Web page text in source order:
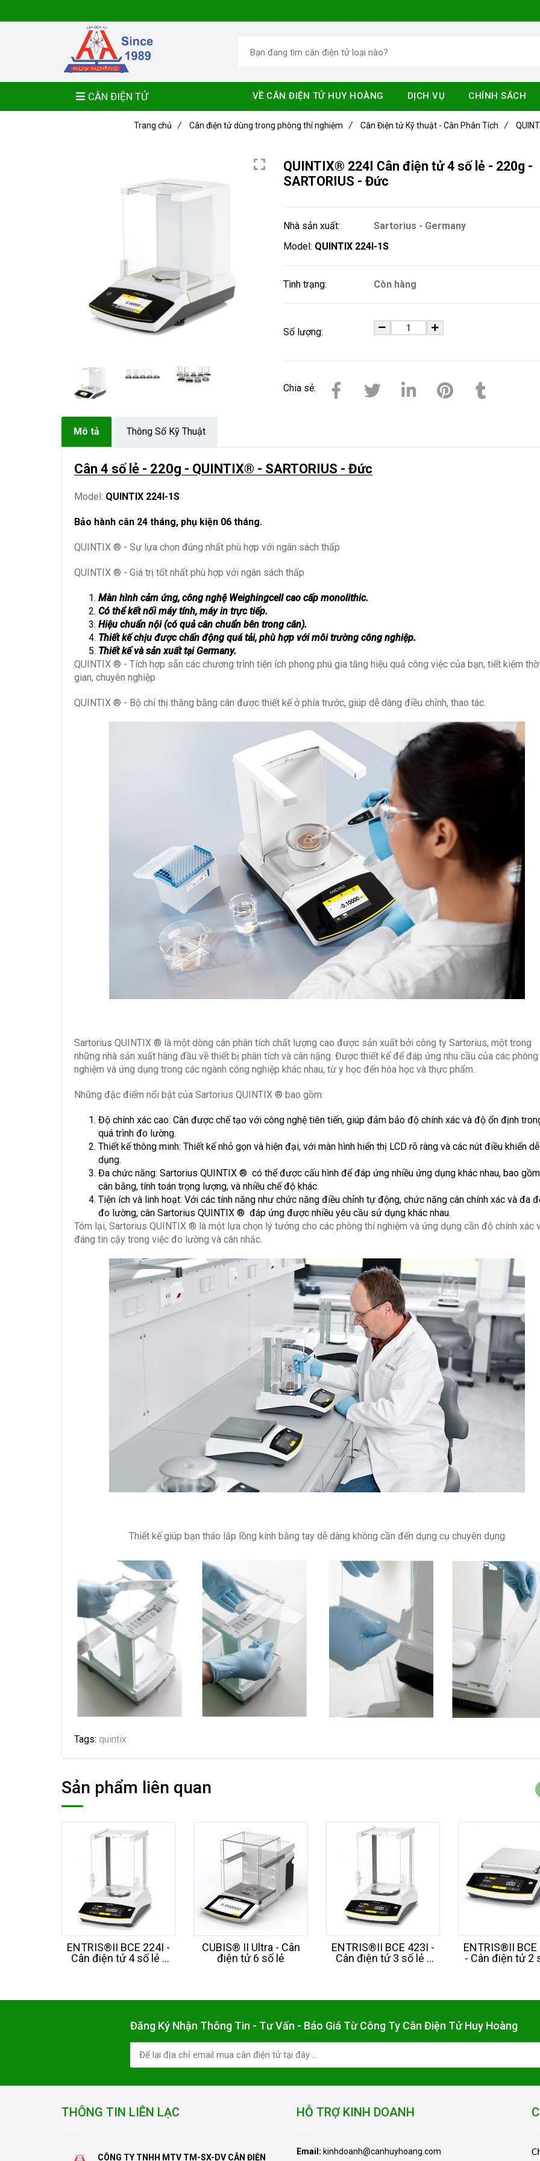
QUINTIX® 224I Cân điện tử 4 số lẻ - 220g -
SARTORIUS - Đức
Nhà sản xuất:
Sartorius - Germany
Model: QUINTIX 224I-1S
Tình trạng: Còn hàng
Số lượng:
Chia sẻ:
Mô tả Thông Số Kỹ Thuật
Cân 4 số lẻ - 220g - QUINTIX® - SARTORIUS - Đức
Model: QUINTIX 224I-1S
Bảo hành cân 24 tháng, phụ kiện 06 tháng.
QUINTIX ® - Sự lựa chọn đúng nhất phù hợp với ngân sách thấp
QUINTIX ® - Giá trị tốt nhất phù hợp với ngân sách thấp
Màn hình cảm ứng, công nghệ Weighingcell cao cấp monolithic.
Có thể kết nối máy tính, máy in trực tiếp.
Hiệu chuẩn nội (có quả cân chuẩn bên trong cân).
Thiết kế chịu được chấn động quá tải, phù hợp với môi trường công nghiệp.
Thiết kế và sản xuất tại Germany.
QUINTIX ® - Tích hợp sẵn các chương trình tiện ích phong phú gia tăng hiệu quả công việc của bạn, tiết kiệm
gian, chuyên nghiệp
QUINTIX ® - Bộ chỉ thị thăng bằng cân được thiết kế ở phía trước, giúp dễ dàng điều chỉnh, thao tác.
Sartorius QUINTIX ® là một dòng cân phân tích chất lượng cao được sản xuất bởi công ty Sartorius, một trong
những nhà sản xuất hàng đầu về thiết bị phân tích và cân nặng. Được thiết kế để đáp ứng nhu cầu của các
nghiệm và ứng dụng trong các ngành công nghiệp khác nhau, từ y học đến hóa học và thực phẩm.
Những đặc điểm nổi bật của Sartorius QUINTIX ® bao gồm:
Độ chính xác cao: Cân được chế tạo với công nghệ tiên tiến, giúp đảm bảo độ chính xác và độ ổn định
quá trình đo lường.
Thiết kế thông minh: Thiết kế nhỏ gọn và hiện đại, với màn hình hiển thị LCD rõ ràng và các nút điều khiển
dụng.
Đa chức năng: Sartorius QUINTIX ® có thể được cấu hình để đáp ứng nhiều ứng dụng khác nhau, bao
cân bằng, tính toán trọng lượng, và nhiều chế độ khác.
Tiện ích và linh hoạt: Với các tính năng như chức năng điều chỉnh tự động, chức năng cân chính xác và đa
đo lường, cân Sartorius QUINTIX ® đáp ứng được nhiều yêu cầu sử dụng khác nhau.
Tóm lại, Sartorius QUINTIX ® là một lựa chọn lý tưởng cho các phòng thí nghiệm và ứng dụng cần độ chính xác
đáng tin cậy trong việc đo lường và cân nhắc.
Thiết kế giúp bạn tháo lắp lồng kính bằng tay dễ dàng không cần đến dụng cụ chuyên dụng
Tags: quintix
Sản phẩm liên quan
ENTRIS®II BCE 224I -
Cân điện tử 4 số lẻ -
CUBIS® II Ultra - Cân
điện tử 6 số lẻ
ENTRIS®II BCE 423I -
Cân điện tử 3 số lẻ -
ENTRIS®II
- Cân điện tử 2
Trang chủ / Cân điện tử dùng trong phòng thí nghiệm / Cân Điện tử Kỹ thuật - Cân Phân Tích /
CÂN ĐIỆN TỬ VỀ CÂN ĐIỆN TỬ HUY HOÀNG DỊCH VỤ CHÍNH SÁCH
Đăng Ký Nhận Thông Tin - Tư Vấn - Báo Giá Từ Công Ty Cân Điện Tử Huy Hoàng
THÔNG TIN LIÊN LẠC
CÔNG TY TNHH MTV TM-SX-DV CÂN ĐIỆN
HỖ TRỢ KINH DOANH
Email: kinhdoanh@canhuyhoang.com